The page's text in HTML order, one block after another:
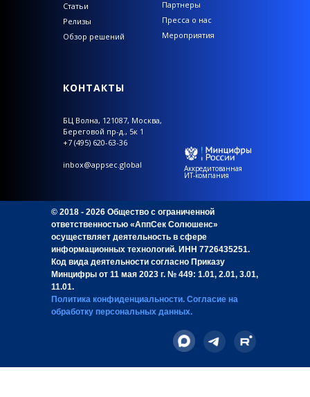
Статьи
Релизы
Обзор решений
Партнеры
Пресса о нас
Мероприятия
КОНТАКТЫ
БЦ Волна, 121087, Москва,
Береговой пр-д., 5к 1
+7 (495) 620-63-36
inbox@appsec.global Аккредитованная
ИТ-компания
© 2018 - 2026 Общество с ограниченной
ответственностью «АппСек Солюшенс»
осуществляет деятельность в сфере
информационных технологий. ИНН 7726435251.
Код вида деятельности согласно Приказу
Минцифры от 11 мая 2023 г. № 449: 1.01, 2.01, 3.01,
11.01.
Политика конфиденциальности. Согласие на
обработку персональных данных.